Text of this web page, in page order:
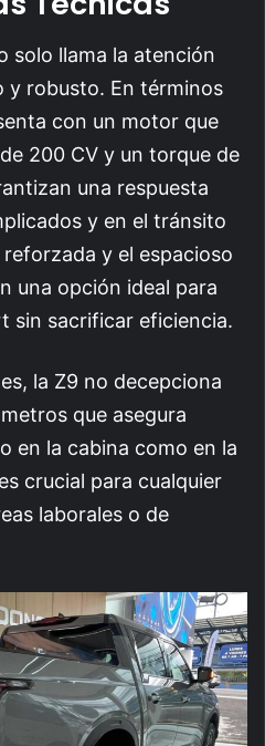
solo llama la atención
y robusto. En términos
con un motor que
200 CV y un torque de
una respuesta
y en el tránsito
y el espacioso
una opción ideal para
sin sacrificar eficiencia.
la Z9 no decepciona
que asegura
en la cabina como en la
crucial para cualquier
laborales o de